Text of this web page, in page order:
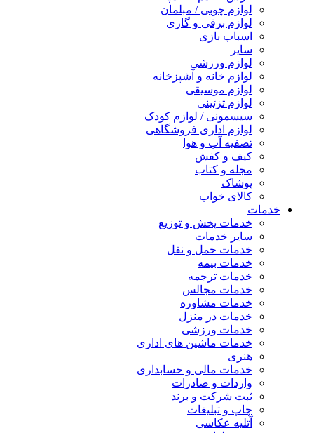
لوازم چوبی / مبلمان
لوازم برقی و گازی
اسباب بازی
سایر
لوازم ورزشی
لوازم خانه و آشپزخانه
لوازم موسیقی
لوازم تزئینی
سیسمونی / لوازم کودک
لوازم اداری فروشگاهی
تصفیه آب و هوا
کیف و کفش
مجله و کتاب
پوشاک
کالای خواب
خدمات
خدمات پخش و توزیع
سایر خدمات
خدمات حمل و نقل
خدمات بیمه
خدمات ترجمه
خدمات مجالس
خدمات مشاوره
خدمات در منزل
خدمات ورزشی
خدمات ماشین های اداری
هنری
خدمات مالی و حسابداری
واردات و صادرات
ثبت شرکت و برند
چاپ و تبلیغات
آتلیه عکاسی